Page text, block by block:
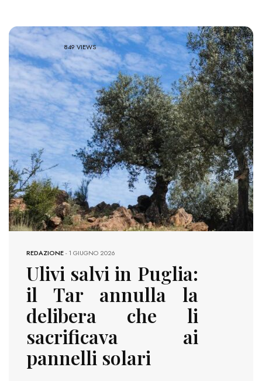
849 VIEWS
REDAZIONE-1 GIUGNO 2026
Ulivi salvi in Puglia:
il Tar annulla la
delibera che li
sacrificava ai
pannelli solari